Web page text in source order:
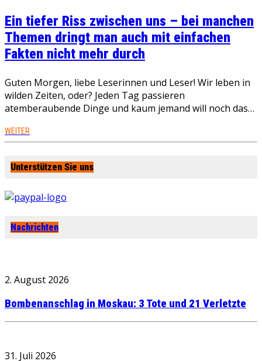
Ein tiefer Riss zwischen uns – bei manchen
Themen dringt man auch mit einfachen
Fakten nicht mehr durch
Guten Morgen, liebe Leserinnen und Leser! Wir leben in
wilden Zeiten, oder? Jeden Tag passieren
atemberaubende Dinge und kaum jemand will noch das…
WEITER
Unterstützen Sie uns
Nachrichten
2. August 2026
Bombenanschlag in Moskau: 3 Tote und 21 Verletzte
31. Juli 2026